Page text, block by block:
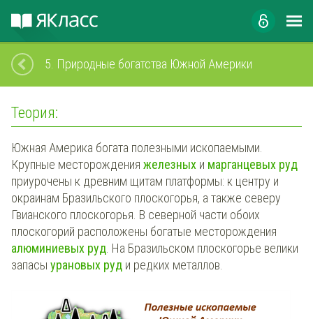
5. Природные богатства Южной Америки
Теория:
Южная Америка богата полезными ископаемыми.
Крупные месторождения железных и марганцевых руд
приурочены к древним щитам платформы: к центру и
окраинам Бразильского плоскогорья, а также северу
Гвианского плоскогорья. В северной части обоих
плоскогорий расположены богатые месторождения
алюминиевых руд . На Бразильском плоскогорье велики
запасы урановых руд и редких металлов.